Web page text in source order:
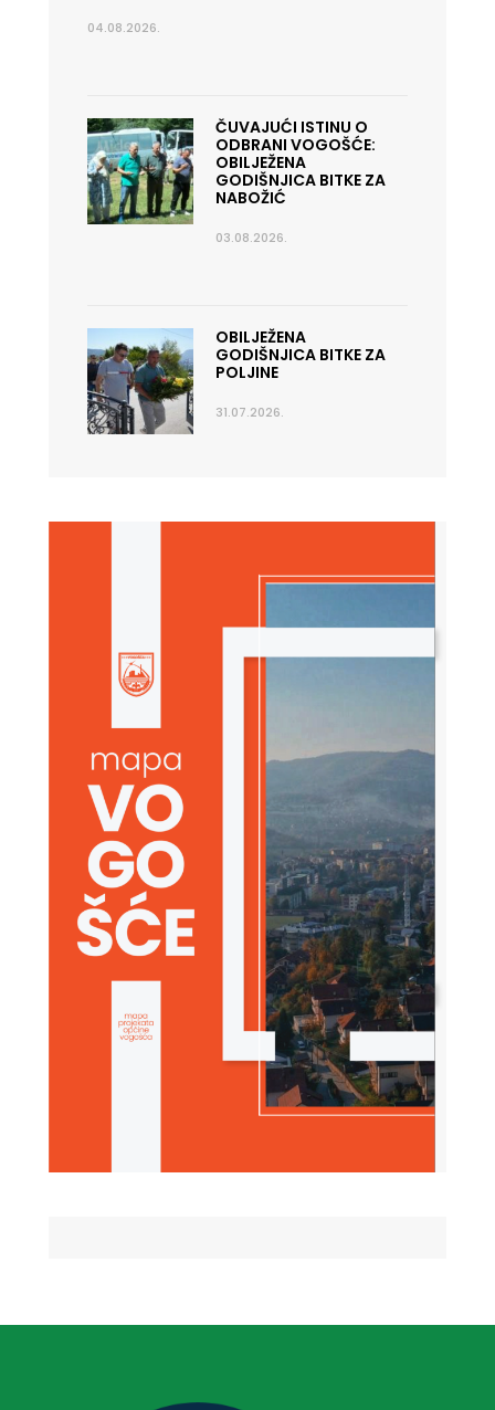
04.08.2026.
ČUVAJUĆI ISTINU O
ODBRANI VOGOŠĆE:
OBILJEŽENA
GODIŠNJICA BITKE ZA
NABOŽIĆ
03.08.2026.
OBILJEŽENA
GODIŠNJICA BITKE ZA
POLJINE
31.07.2026.